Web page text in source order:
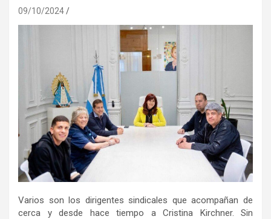
09/10/2024
Varios son los dirigentes sindicales que acompañan de
cerca y desde hace tiempo a Cristina Kirchner. Sin